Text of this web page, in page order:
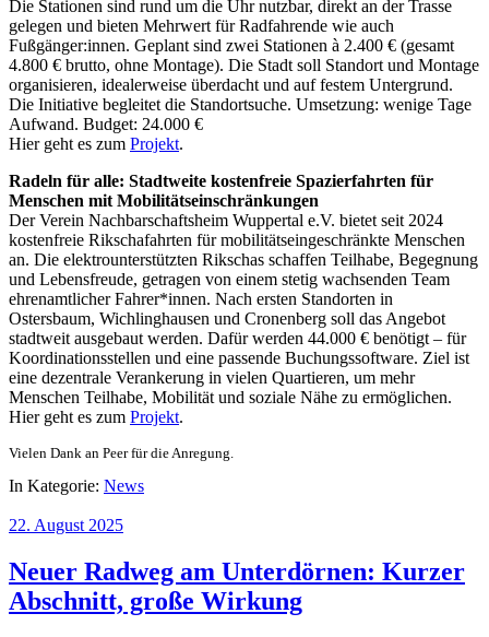
Die Stationen sind rund um die Uhr nutzbar, direkt an der Trasse
gelegen und bieten Mehrwert für Radfahrende wie auch
Fußgänger:innen. Geplant sind zwei Stationen à 2.400 € (gesamt
4.800 € brutto, ohne Montage). Die Stadt soll Standort und Montage
organisieren, idealerweise überdacht und auf festem Untergrund.
Die Initiative begleitet die Standortsuche. Umsetzung: wenige Tage
Aufwand. Budget: 24.000 €
Hier geht es zum Projekt.
Radeln für alle: Stadtweite kostenfreie Spazierfahrten für
Menschen mit Mobilitätseinschränkungen
Der Verein Nachbarschaftsheim Wuppertal e.V. bietet seit 2024
kostenfreie Rikschafahrten für mobilitätseingeschränkte Menschen
an. Die elektrounterstützten Rikschas schaffen Teilhabe, Begegnung
und Lebensfreude, getragen von einem stetig wachsenden Team
ehrenamtlicher Fahrer*innen. Nach ersten Standorten in
Ostersbaum, Wichlinghausen und Cronenberg soll das Angebot
stadtweit ausgebaut werden. Dafür werden 44.000 € benötigt – für
Koordinationsstellen und eine passende Buchungssoftware. Ziel ist
eine dezentrale Verankerung in vielen Quartieren, um mehr
Menschen Teilhabe, Mobilität und soziale Nähe zu ermöglichen.
Hier geht es zum Projekt.
Vielen Dank an Peer für die Anregung.
In Kategorie: News
22. August 2025
Neuer Radweg am Unterdörnen: Kurzer
Abschnitt, große Wirkung